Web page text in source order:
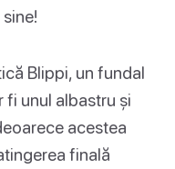
Blippi, un fundal
unul albastru și
acestea
finală